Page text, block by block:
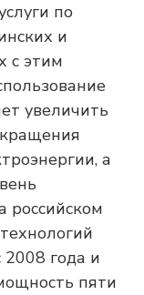
по
и
с этим
увеличить
а
российском
2008 года и
пяти